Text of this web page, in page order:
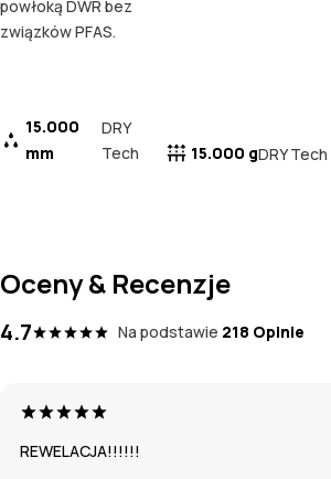
powłoką DWR bez
związków PFAS.
15.000
mm
DRY
Tech
15.000 gDRY Tech
Oceny & Recenzje
4.7 Na podstawie 218 Opinie
REWELACJA!!!!!!